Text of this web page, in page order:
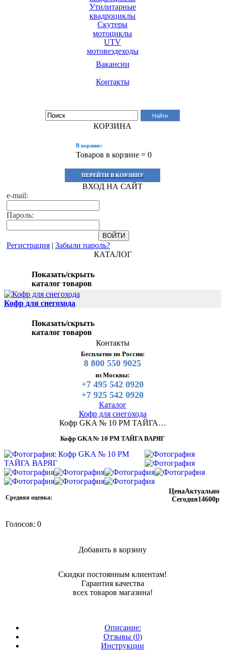
Утилитарные
квадроциклы
Скутеры
мотоциклы
UTV
мотовездеходы
Вакансии
Контакты
Найти
КОРЗИНА
В корзине:
Товаров в корзине = 0
ПЕРЕЙТИ В КОРЗИНУ
ВХОД НА САЙТ
e-mail:
Пароль:
Регистрация | Забыли пароль?
КАТАЛОГ
Показать/скрыть
каталог товаров
Кофр для снегохода
Показать/скрыть
каталог товаров
Контакты
Бесплатно по России:
8 800 550 9025
из Москвы:
+7 495 542 0920
+7 925 542 0920
Каталог
Кофр для снегохода
Кофр GKA № 10 РМ ТАЙГА…
Кофр GKA № 10 РМ ТАЙГА ВАРЯГ
Средняя оценка:
Голосов: 0
ЦенаАктуально
Сегодня14600p
Добавить в корзину
Скидки постоянным клиентам!
Гарантия качества
всех товаров магазина!
Описание:
Отзывы (0)
Инструкции